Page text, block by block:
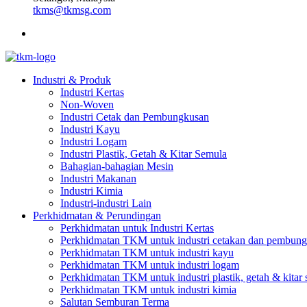
tkms@tkmsg.com
Industri & Produk
Industri Kertas
Non-Woven
Industri Cetak dan Pembungkusan
Industri Kayu
Industri Logam
Industri Plastik, Getah & Kitar Semula
Bahagian-bahagian Mesin
Industri Makanan
Industri Kimia
Industri-industri Lain
Perkhidmatan & Perundingan
Perkhidmatan untuk Industri Kertas
Perkhidmatan TKM untuk industri cetakan dan
Perkhidmatan TKM untuk industri kayu
Perkhidmatan TKM untuk industri logam
Perkhidmatan TKM untuk industri plastik, getah & kitar
Perkhidmatan TKM untuk industri kimia
Salutan Semburan Terma